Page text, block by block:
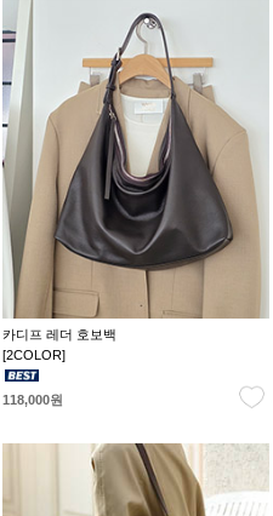
카디프 레더 호보백
[2COLOR]
118,000원